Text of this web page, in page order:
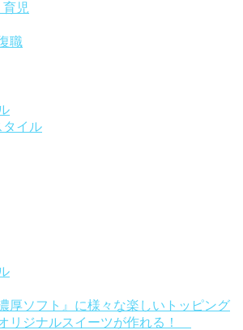
児
職
タイル
厚ソフト』に様々な楽しいトッピング
リジナルスイーツが作れる！